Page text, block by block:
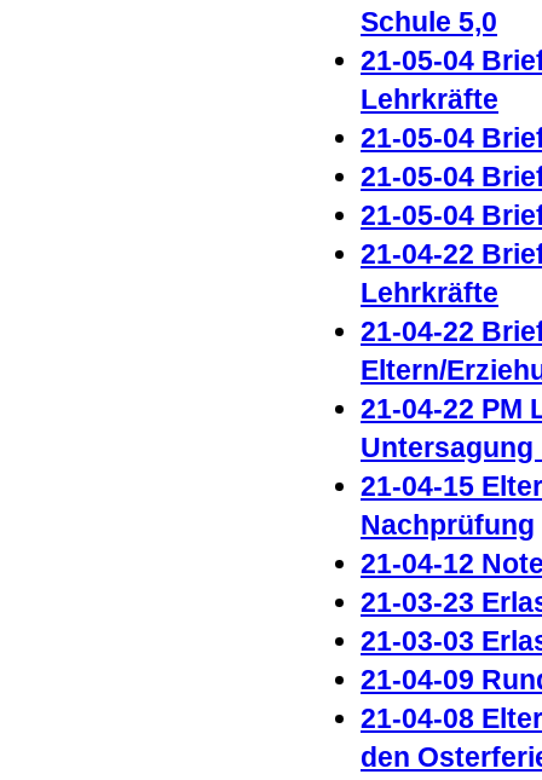
Schule 5,0
21-05-04
Lehrkräfte
21-05-04
21-05-04
21-05-04
21-04-22
Lehrkräfte
21-04-22
Eltern/
21-04-22 PM
21-04-15
Nachprüfung
21-04-12
21-03-23
21-03-03
21-04-09
21-04-08
den